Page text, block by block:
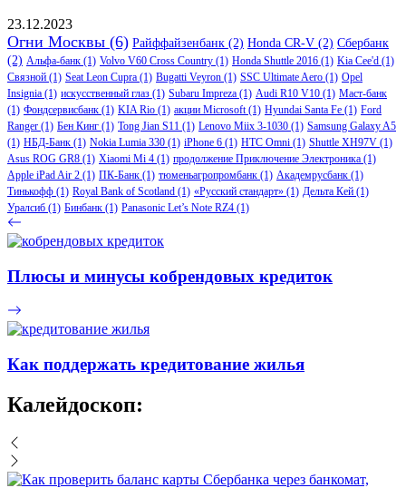
23.12.2023
Огни Москвы (6) Райффайзенбанк (2) Honda CR-V (2) Сбербанк
(2) Альфа-банк (1) Volvo V60 Cross Country (1) Honda Shuttle 2016 (1) Kia Cee'd (1)
Связной (1) Seat Leon Cupra (1) Bugatti Veyron (1) SSC Ultimate Aero (1) Opel
Insignia (1) искусственный глаз (1) Subaru Impreza (1) Audi R10 V10 (1) Маст-банк
(1) Фондсервисбанк (1) KIA Rio (1) акции Microsoft(1) Hyundai Santa Fe (1) Ford
Ranger (1) Бен Кинг (1) Tong Jian S11 (1) Lenovo Miix 3-1030 (1) Samsung Galaxy A5
(1) НБД-Банк (1) Nokia Lumia 330 (1) iPhone 6 (1) HTC Omni (1) Shuttle XH97V (1)
Asus ROG GR8 (1) Xiaomi Mi 4 (1) продолжение Приключение Электроника (1)
Apple iPad Air 2 (1) ПК-Банк (1) тюменьагропромбанк (1) Академрусбанк (1)
Тинькофф (1) Royal Bank of Scotland (1) «Русский стандарт» (1) Дельта Кей (1)
Уралсиб (1) Бинбанк (1) Panasonic Let’s Note RZ4 (1)
Плюсы и минусы кобрендовых кредиток
Как поддержать кредитование жилья
Калейдоскоп: